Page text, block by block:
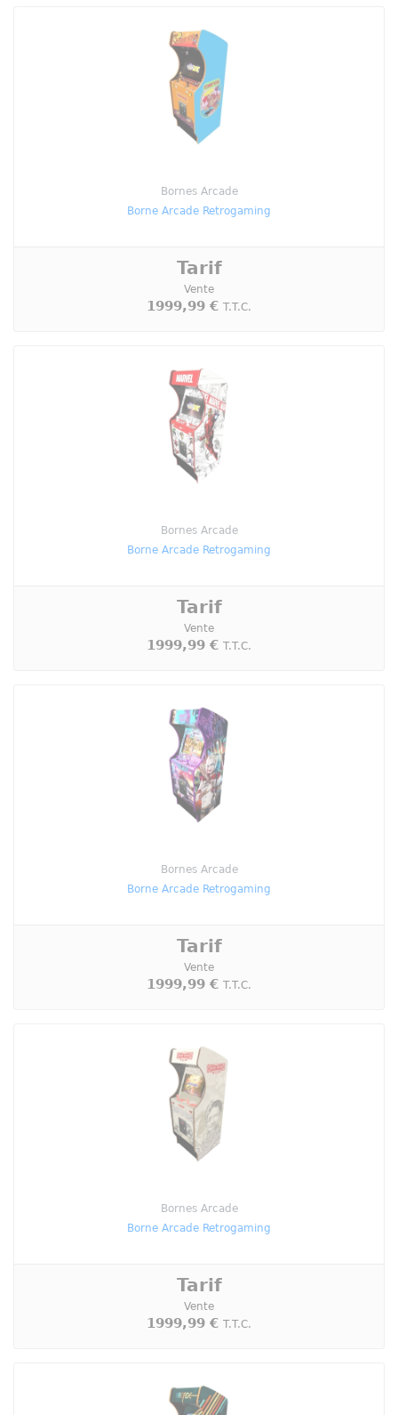
Bornes Arcade
Borne Arcade Retrogaming
Tarif
Vente
1999,99 € T.T.C.
Bornes Arcade
Borne Arcade Retrogaming
Tarif
Vente
1999,99 € T.T.C.
Bornes Arcade
Borne Arcade Retrogaming
Tarif
Vente
1999,99 € T.T.C.
Bornes Arcade
Borne Arcade Retrogaming
Tarif
Vente
1999,99 € T.T.C.